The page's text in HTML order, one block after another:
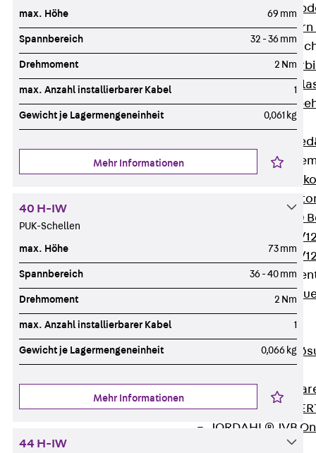
Querkraftdorn
Zurück
Wärmedämmung
ISOPRO®
ISOPRO® 120
ISOPRO® 80/
ISOPRO® 80/
Zurück
ISOMUR®
Digitale
JORDAHL®
JORDAHL® JVB
max. Höhe 69 mm
Spannbereich 32 - 36 mm
Drehmoment 2 Nm
max. Anzahl installierbarer Kabel 1
Gewicht je Lagermengeneinheit 0,061 kg
Mehr Informationen
40 H-IW
PUK-Schellen
max. Höhe 73 mm
Spannbereich 36 - 40 mm
Drehmoment 2 Nm
max. Anzahl installierbarer Kabel 1
Gewicht je Lagermengeneinheit 0,066 kg
Mehr Informationen
44 H-IW